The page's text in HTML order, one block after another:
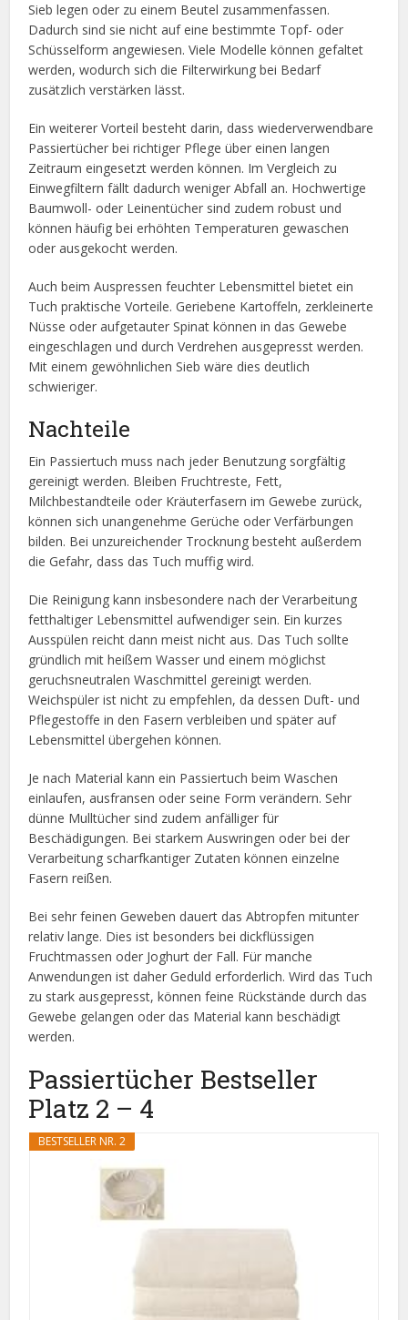
Sieb legen oder zu einem Beutel zusammenfassen.
Dadurch sind sie nicht auf eine bestimmte Topf- oder
Schüsselform angewiesen. Viele Modelle können gefaltet
werden, wodurch sich die Filterwirkung bei Bedarf
zusätzlich verstärken lässt.
Ein weiterer Vorteil besteht darin, dass wiederverwendbare
Passiertücher bei richtiger Pflege über einen langen
Zeitraum eingesetzt werden können. Im Vergleich zu
Einwegfiltern fällt dadurch weniger Abfall an. Hochwertige
Baumwoll- oder Leinentücher sind zudem robust und
können häufig bei erhöhten Temperaturen gewaschen
oder ausgekocht werden.
Auch beim Auspressen feuchter Lebensmittel bietet ein
Tuch praktische Vorteile. Geriebene Kartoffeln, zerkleinerte
Nüsse oder aufgetauter Spinat können in das Gewebe
eingeschlagen und durch Verdrehen ausgepresst werden.
Mit einem gewöhnlichen Sieb wäre dies deutlich
schwieriger.
Nachteile
Ein Passiertuch muss nach jeder Benutzung sorgfältig
gereinigt werden. Bleiben Fruchtreste, Fett,
Milchbestandteile oder Kräuterfasern im Gewebe zurück,
können sich unangenehme Gerüche oder Verfärbungen
bilden. Bei unzureichender Trocknung besteht außerdem
die Gefahr, dass das Tuch muffig wird.
Die Reinigung kann insbesondere nach der Verarbeitung
fetthaltiger Lebensmittel aufwendiger sein. Ein kurzes
Ausspülen reicht dann meist nicht aus. Das Tuch sollte
gründlich mit heißem Wasser und einem möglichst
geruchsneutralen Waschmittel gereinigt werden.
Weichspüler ist nicht zu empfehlen, da dessen Duft- und
Pflegestoffe in den Fasern verbleiben und später auf
Lebensmittel übergehen können.
Je nach Material kann ein Passiertuch beim Waschen
einlaufen, ausfransen oder seine Form verändern. Sehr
dünne Mulltücher sind zudem anfälliger für
Beschädigungen. Bei starkem Auswringen oder bei der
Verarbeitung scharfkantiger Zutaten können einzelne
Fasern reißen.
Bei sehr feinen Geweben dauert das Abtropfen mitunter
relativ lange. Dies ist besonders bei dickflüssigen
Fruchtmassen oder Joghurt der Fall. Für manche
Anwendungen ist daher Geduld erforderlich. Wird das Tuch
zu stark ausgepresst, können feine Rückstände durch das
Gewebe gelangen oder das Material kann beschädigt
werden.
Passiertücher Bestseller
Platz 2 – 4
BESTSELLER NR. 2